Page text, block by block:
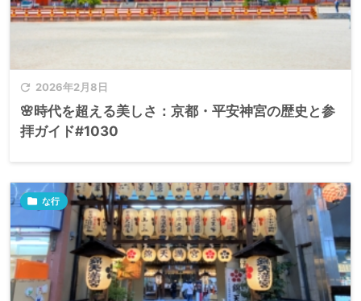
 2026年2月8日
🌸時代を超える美しさ：京都・平安神宮の歴史と参
拝ガイド#1030
 な行